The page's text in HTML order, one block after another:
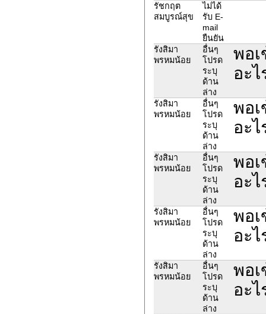
รัชกฤต
สมบูรณ์สุข
ไม่ได้
รับ E-
mail
ยืนยัน
รังสิมา
พรหมน้อย
อื่นๆ
โปรด
ระบุ
ด้าน
ล่าง
พอ
อะไ
รังสิมา
พรหมน้อย
อื่นๆ
โปรด
ระบุ
ด้าน
ล่าง
พอ
อะไ
รังสิมา
พรหมน้อย
อื่นๆ
โปรด
ระบุ
ด้าน
ล่าง
พอ
อะไ
รังสิมา
พรหมน้อย
อื่นๆ
โปรด
ระบุ
ด้าน
ล่าง
พอ
อะไ
รังสิมา
พรหมน้อย
อื่นๆ
โปรด
ระบุ
ด้าน
ล่าง
พอ
อะไ